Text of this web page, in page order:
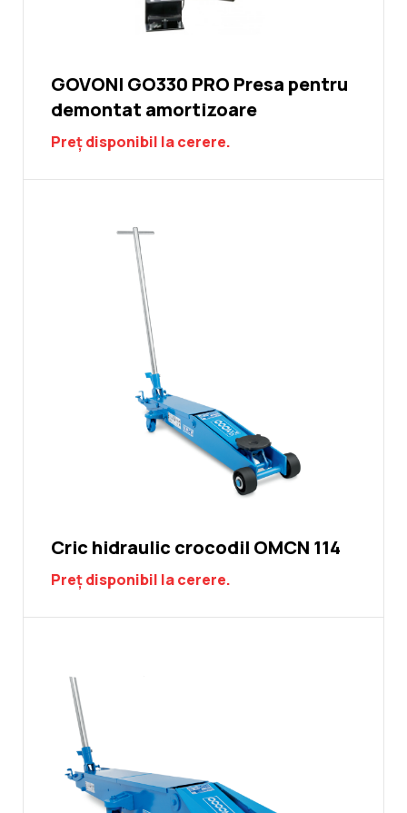
GOVONI GO330 PRO Presa pentru
demontat amortizoare
Preț disponibil la cerere.
Cric hidraulic crocodil OMCN 114
Preț disponibil la cerere.